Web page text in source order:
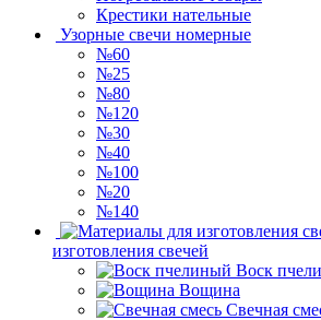
Крестики нательные
Узорные свечи номерные
№60
№25
№80
№120
№30
№40
№100
№20
№140
изготовления свечей
Воск
Вощина
Свечная